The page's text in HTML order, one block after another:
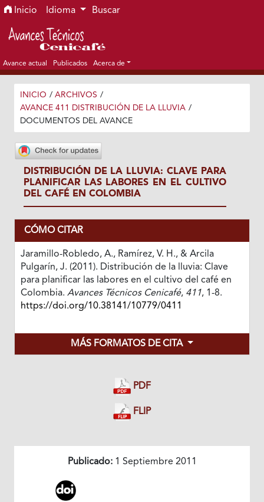
Ir al menú de navegación principal
Ir al contenido principal
Ir al pie de página del sitio
Inicio Idioma Buscar
Avance actual Publicados Acerca de
INICIO / ARCHIVOS /
AVANCE 411 DISTRIBUCIÓN DE LA LLUVIA /
DOCUMENTOS DEL AVANCE
DISTRIBUCIÓN DE LA LLUVIA: CLAVE PARA
PLANIFICAR LAS LABORES EN EL CULTIVO
DEL CAFÉ EN COLOMBIA
CÓMO CITAR
Jaramillo-Robledo, A., Ramírez, V. H., & Arcila
Pulgarín, J. (2011). Distribución de la lluvia: Clave
para planificar las labores en el cultivo del café en
Colombia. Avances Técnicos Cenicafé, 411, 1-8.
https://doi.org/10.38141/10779/0411
MÁS FORMATOS DE CITA
PDF
FLIP
Publicado:1 Septiembre 2011